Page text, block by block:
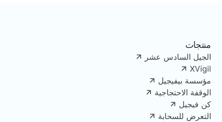
منتجات
الجيل السادس عشر
XVigil
مؤسسة بيفيجيل
الوقفة الاحتجاجية
كن فيجيل
التعرض للسحابة